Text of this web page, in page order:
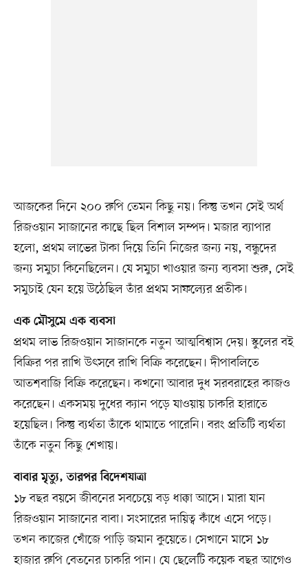
আজকের দিনে ২০০ রুপি তেমন কিছু নয়। কিন্তু তখন সেই অর্থ
রিজওয়ান সাজানের কাছে ছিল বিশাল সম্পদ। মজার ব্যাপার
হলো, প্রথম লাভের টাকা দিয়ে তিনি নিজের জন্য নয়, বন্ধুদের
জন্য সমুচা কিনেছিলেন। যে সমুচা খাওয়ার জন্য ব্যবসা শুরু, সেই
সমুচাই যেন হয়ে উঠেছিল তাঁর প্রথম সাফল্যের প্রতীক।
এক মৌসুমে এক ব্যবসা
প্রথম লাভ রিজওয়ান সাজানকে নতুন আত্মবিশ্বাস দেয়। স্কুলের বই
বিক্রির পর রাখি উৎসবে রাখি বিক্রি করেছেন। দীপাবলিতে
আতশবাজি বিক্রি করেছেন। কখনো আবার দুধ সরবরাহের কাজও
করেছেন। একসময় দুধের ক্যান পড়ে যাওয়ায় চাকরি হারাতে
হয়েছিল। কিন্তু ব্যর্থতা তাঁকে থামাতে পারেনি। বরং প্রতিটি ব্যর্থতা
তাঁকে নতুন কিছু শেখায়।
বাবার মৃত্যু, তারপর বিদেশযাত্রা
১৮ বছর বয়সে জীবনের সবচেয়ে বড় ধাক্কা আসে। মারা যান
রিজওয়ান সাজানের বাবা। সংসারের দায়িত্ব কাঁধে এসে পড়ে।
তখন কাজের খোঁজে পাড়ি জমান কুয়েতে। সেখানে মাসে ১৮
হাজার রুপি বেতনের চাকরি পান। যে ছেলেটি কয়েক বছর আগেও